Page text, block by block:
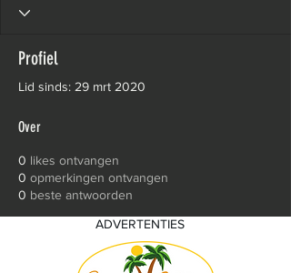
Profiel
Lid sinds: 29 mrt 2020
Over
0 likes ontvangen
0 opmerkingen ontvangen
0 beste antwoorden
ADVERTENTIES